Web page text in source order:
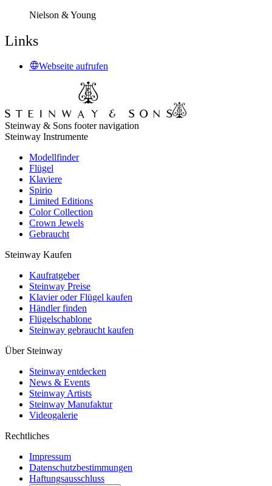
Nielson & Young
Links
Webseite aufrufen
Steinway & Sons footer navigation
Steinway Instrumente
Modellfinder
Flügel
Klaviere
Spirio
Limited Editions
Color Collection
Crown Jewels
Gebraucht
Steinway Kaufen
Kaufratgeber
Steinway Preise
Klavier oder Flügel kaufen
Händler finden
Flügelschablone
Steinway gebraucht kaufen
Über Steinway
Steinway entdecken
News & Events
Steinway Artists
Steinway Manufaktur
Videogalerie
Rechtliches
Impressum
Datenschutzbestimmungen
Haftungsausschluss